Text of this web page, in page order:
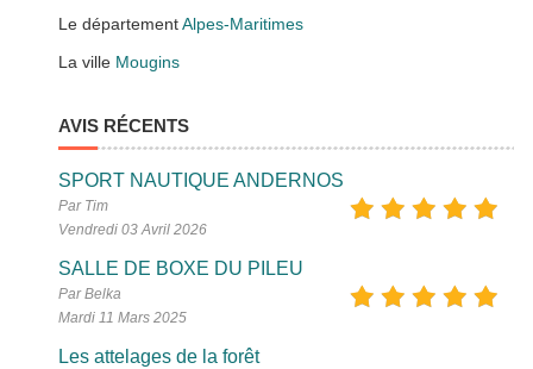
Le départementAlpes-Maritimes
La ville Mougins
AVIS RÉCENTS
SPORT NAUTIQUE ANDERNOS
Par Tim
Vendredi 03 Avril 2026
SALLE DE BOXE DU PILEU
Par Belka
Mardi 11 Mars 2025
Les attelages de la forêt